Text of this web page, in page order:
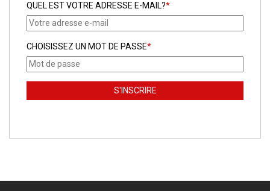
QUEL EST VOTRE ADRESSE E-MAIL?*
CHOISISSEZ UN MOT DE PASSE*